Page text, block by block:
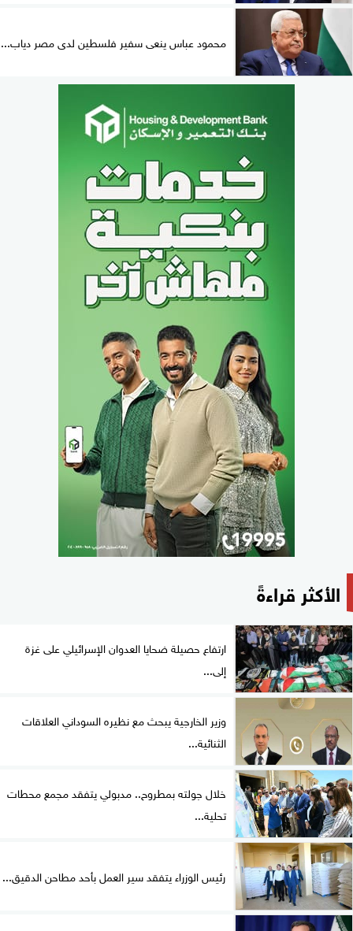
محمود عباس ينعى سفير فلسطين لدى مصر دياب...
الأكثر قراءةً
ارتفاع حصيلة ضحايا العدوان الإسرائيلي على غزة
إلى...
وزير الخارجية يبحث مع نظيره السوداني العلاقات
الثنائية...
خلال جولته بمطروح.. مدبولي يتفقد مجمع محطات
تحلية...
رئيس الوزراء يتفقد سير العمل بأحد مطاحن الدقيق...